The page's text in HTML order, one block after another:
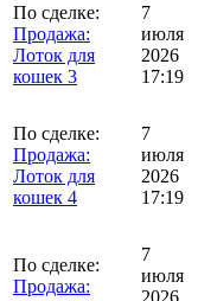
По сделке:
Продажа:
Лоток для
кошек 3
7
июля
2026
17:19
По сделке:
Продажа:
Лоток для
кошек 4
7
июля
2026
17:19
По сделке:
Продажа:
7
июля
2026